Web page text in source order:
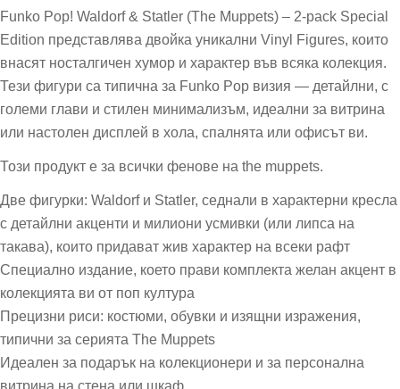
Funko Pop! Waldorf & Statler (The Muppets) – 2-pack Special
Edition представлява двойка уникални Vinyl Figures, които
внасят носталгичен хумор и характер във всяка колекция.
Тези фигури са типична за Funko Pop визия — детайлни, с
големи глави и стилен минимализъм, идеални за витрина
или настолен дисплей в хола, спалнята или офисът ви.
Този продукт е за всички фенове на the muppets.
Две фигурки: Waldorf и Statler, седнали в характерни кресла
с детайлни акценти и милиони усмивки (или липса на
такава), които придават жив характер на всеки рафт
Специално издание, което прави комплекта желан акцент в
колекцията ви от поп култура
Прецизни риси: костюми, обувки и изящни изражения,
типични за серията The Muppets
Идеален за подарък на колекционери и за персонална
витрина на стена или шкаф